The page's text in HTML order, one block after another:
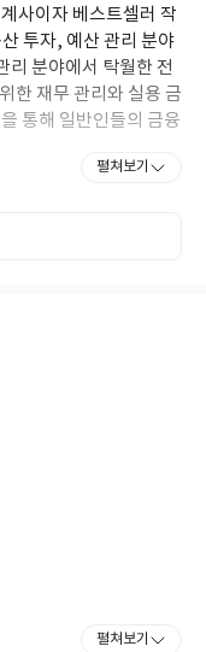
사이자 베스트셀러 작
투자, 예산 관리 분야
리 분야에서 탁월한 전
한 재무 관리와 실용 금
통해 일반인들의 금융
펼쳐보기
펼쳐보기